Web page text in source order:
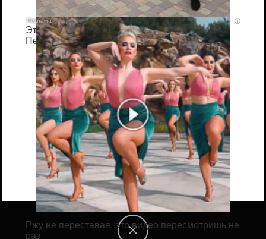
Этот танец невесты оставит вас без слов!
Пересмотрела 10 раз
i
Ржу не переставая, это видео пересмотришь не
раз